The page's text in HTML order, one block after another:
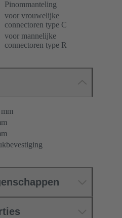
Pinommanteling
voor vrouwelijke
connectoren type C
voor mannelijke
connectoren type R